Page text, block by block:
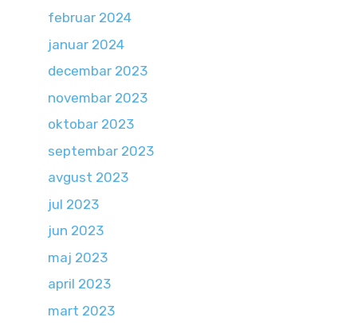
februar 2024
januar 2024
decembar 2023
novembar 2023
oktobar 2023
septembar 2023
avgust 2023
jul 2023
jun 2023
maj 2023
april 2023
mart 2023